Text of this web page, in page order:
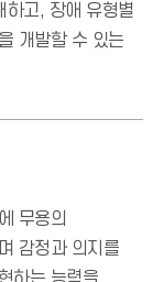
하고, 장애 유형별
개발할 수 있는
무용의
감정과 의지를